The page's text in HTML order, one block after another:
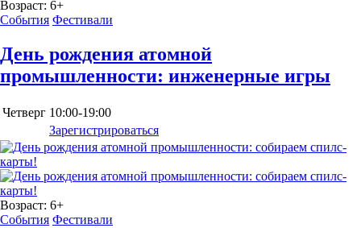
Возраст: 6+
События Фестивали
День рождения атомной
промышленности: инженерные игры
Четверг 10:00-19:00
Зарегистрироваться
Возраст: 6+
События Фестивали